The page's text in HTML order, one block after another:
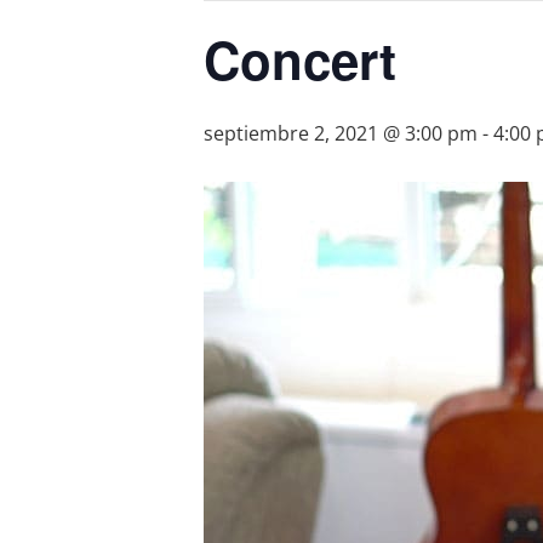
Concert
septiembre 2, 2021 @ 3:00 pm -4:00